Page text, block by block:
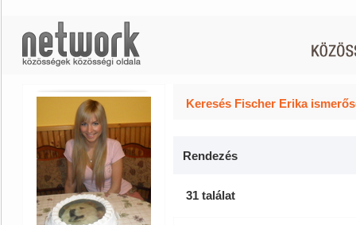
Keresés Fischer Erika
Rendezés
31 találat